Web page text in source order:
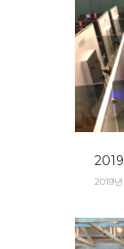
2019